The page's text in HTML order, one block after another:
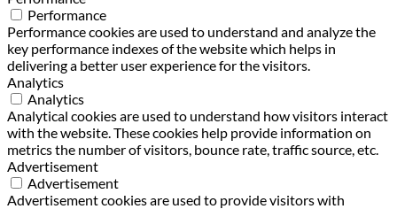
Performance
Performance cookies are used to understand and analyze the
key performance indexes of the website which helps in
delivering a better user experience for the visitors.
Analytics
Analytics
Analytical cookies are used to understand how visitors interact
with the website. These cookies help provide information on
metrics the number of visitors, bounce rate, traffic source, etc.
Advertisement
Advertisement
Advertisement cookies are used to provide visitors with